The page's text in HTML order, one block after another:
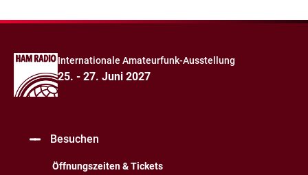
Internationale Amateurfunk-Ausstellung
25. - 27. Juni 2027
Besuchen
Öffnungszeiten & Tickets